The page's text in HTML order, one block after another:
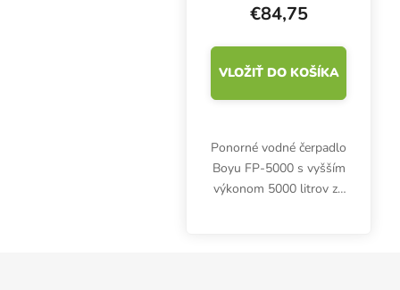
€84,75
VLOŽIŤ DO KOŠÍKA
Ponorné vodné čerpadlo
Boyu FP-5000 s vyšším
výkonom 5000 litrov za